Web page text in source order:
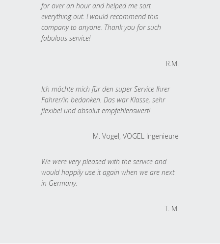
for over an hour and helped me sort
everything out. I would recommend this
company to anyone. Thank you for such
fabulous service!
R.M.
Ich möchte mich für den super Service Ihrer
Fahrer/in bedanken. Das war Klasse, sehr
flexibel und absolut empfehlenswert!
M. Vogel, VOGEL Ingenieure
We were very pleased with the service and
would happily use it again when we are next
in Germany.
T. M.